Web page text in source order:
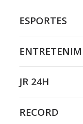
ESPORTES
JR 24H
RECORD